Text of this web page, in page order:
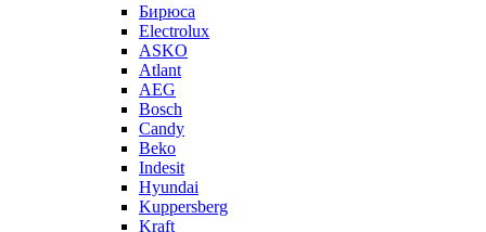
Бирюса
Electrolux
ASKO
Atlant
AEG
Bosch
Candy
Beko
Indesit
Hyundai
Kuppersberg
Kraft